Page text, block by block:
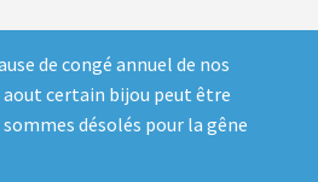
T
w
de congé annuel de nos
aout certain bijou peut être
désolés pour la gêne